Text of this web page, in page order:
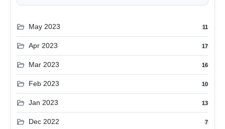
folder_open May 2023 11
folder_open Apr 2023 17
folder_open Mar 2023 16
folder_open Feb 2023 10
folder_open Jan 2023 13
folder_open Dec 2022 7